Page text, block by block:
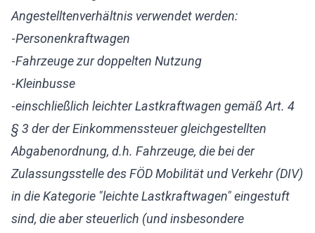
Angestelltenverhältnis verwendet werden:
-Personenkraftwagen
-Fahrzeuge zur doppelten Nutzung
-Kleinbusse
-einschließlich leichter Lastkraftwagen gemäß Art. 4
§ 3 der der Einkommenssteuer gleichgestellten
Abgabenordnung, d.h. Fahrzeuge, die bei der
Zulassungsstelle des FÖD Mobilität und Verkehr (DIV)
in die Kategorie "leichte Lastkraftwagen" eingestuft
sind, die aber steuerlich (und insbesondere